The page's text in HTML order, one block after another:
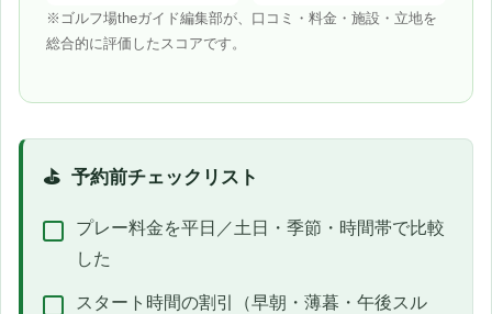
※ゴルフ場theガイド編集部が、口コミ・料金・施設・立地を
総合的に評価したスコアです。
予約前チェックリスト
プレー料金を平日／土日・季節・時間帯で比較
した
スタート時間の割引（早朝・薄暮・午後スル